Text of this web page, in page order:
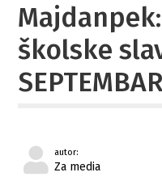
školske
autor:
Za media